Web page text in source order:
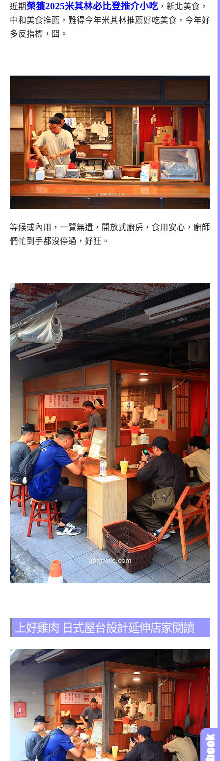
近期榮獲2025米其林必比登推介小吃 ，新北美食，
中和美食推薦，難得今年米其林推薦好吃美食，今年好
多反指標，囧。
等候或內用，一覽無遺，開放式廚房，食用安心，廚師
們忙到手都沒停過，好狂。
上好雞肉 日式屋台設計延伸店家閱讀